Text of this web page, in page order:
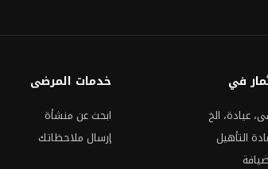
في
عيادة، الخ
التأهيل
خدمات المرضى
ابحث عن منشأة
إرسال ملاحظاتك